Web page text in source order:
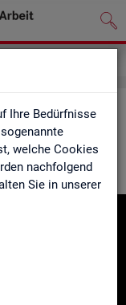
Ihre Bedürfnisse
welche Cookies
nachfolgend
Sie in unserer
Deut­scher Ge­bär­